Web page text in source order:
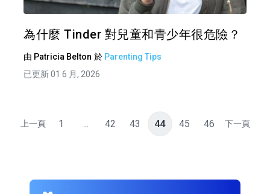
為什麼 Tinder 對兒童和青少年很危險？
由 Patricia Belton 於 Parenting Tips
已更新 01 6 月, 2026
上一頁 1 ... 42 43 44 45 46 下一頁